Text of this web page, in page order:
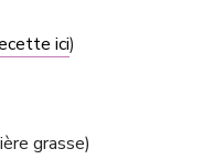
ici)
grasse)